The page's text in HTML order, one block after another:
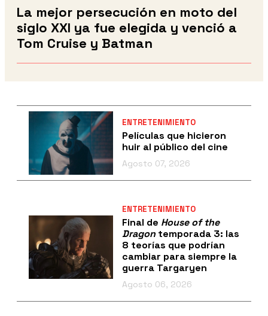
La mejor persecución en moto del
siglo XXI ya fue elegida y venció a
Tom Cruise y Batman
ENTRETENIMIENTO
Películas que hicieron
huir al público del cine
Agosto 07, 2026
ENTRETENIMIENTO
Final de House of the
Dragontemporada 3: las
8 teorías que podrían
cambiar para siempre la
guerra Targaryen
Agosto 06, 2026